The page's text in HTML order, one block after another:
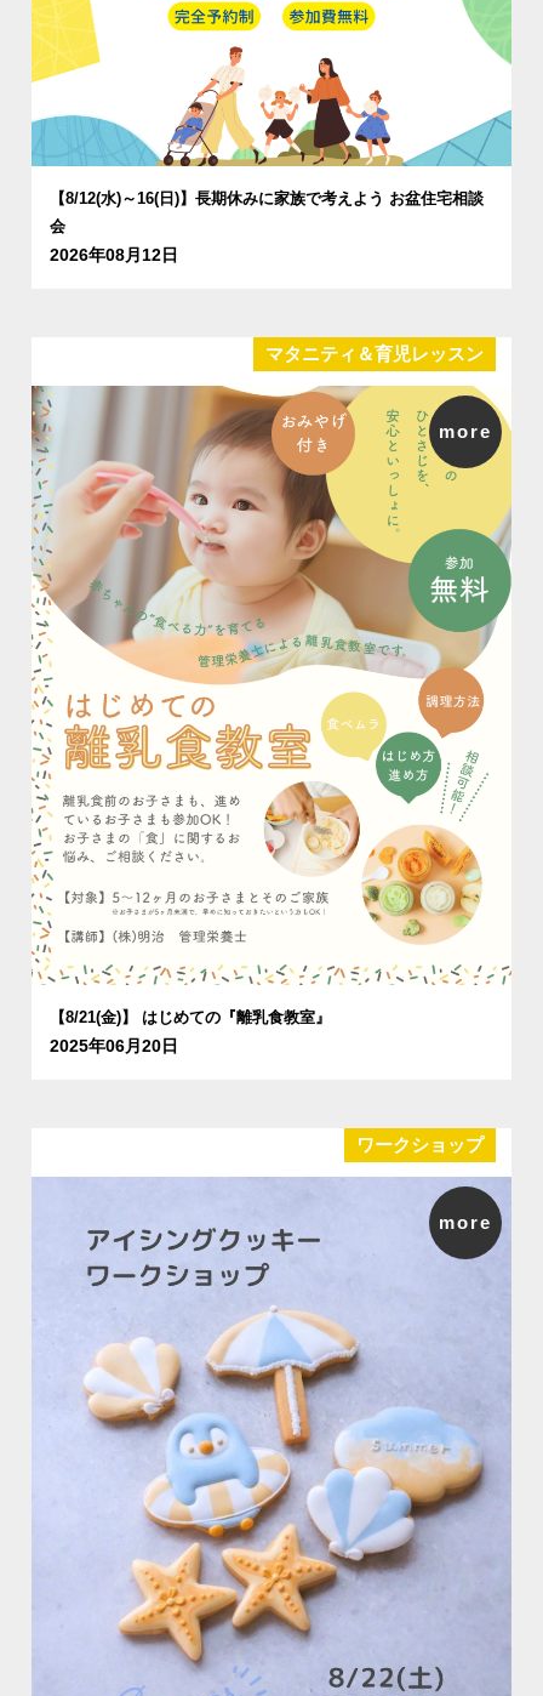
【8/12(水)～16(日)】長期休みに家族で考えよう お盆住宅相談
会
2026年08月12日
マタニティ＆育児レッスン
【8/21(金)】 はじめての『離乳食教室』
2025年06月20日
more
ワークショップ
more